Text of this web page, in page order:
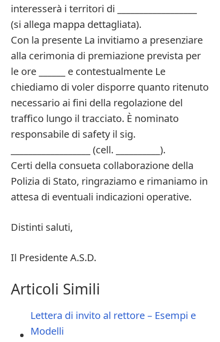
interesserà i territori di __________________
(si allega mappa dettagliata).
Con la presente La invitiamo a presenziare
alla cerimonia di premiazione prevista per
le ore ______ e contestualmente Le
chiediamo di voler disporre quanto ritenuto
necessario ai fini della regolazione del
traffico lungo il tracciato. È nominato
responsabile di safety il sig.
__________________ (cell. __________).
Certi della consueta collaborazione della
Polizia di Stato, ringraziamo e rimaniamo in
attesa di eventuali indicazioni operative.
Distinti saluti,
Il Presidente A.S.D.
Articoli Simili
Lettera di invito al rettore – Esempi e
Modelli